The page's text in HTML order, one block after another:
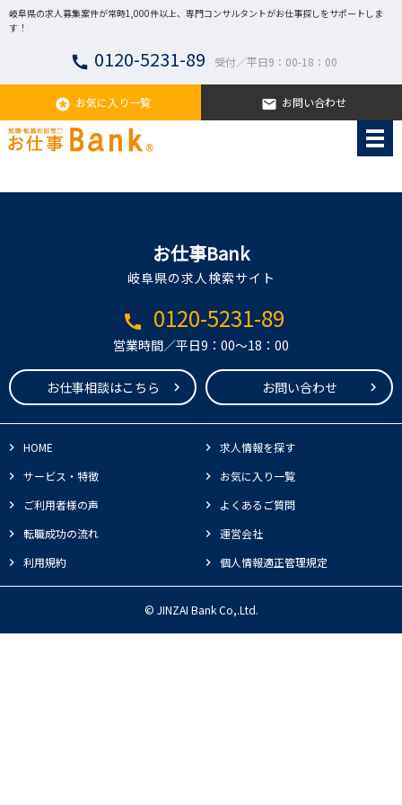
岐阜県の求人募集案件が常時1,000件以上、専門コンサルタントがお仕事探しをサポートしま
す！
call 0120-5231-89 受付／平日9：00-18：00
stars お気に入り一覧 email お問い合わせ
お仕事Bank
岐阜県の求人検索サイト
call 0120-5231-89
営業時間／平日9：00～18：00
お仕事相談はこちら お問い合わせ
HOME
求人情報を探す
サービス・特徴
お気に入り一覧
ご利用者様の声
よくあるご質問
転職成功の流れ
運営会社
利用規約
個人情報適正管理規定
© JINZAI Bank Co,.Ltd.